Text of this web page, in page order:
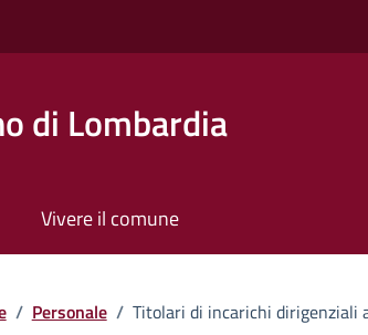
di Lombardia
Vivere il comune
/ Personale / Titolari di incarichi